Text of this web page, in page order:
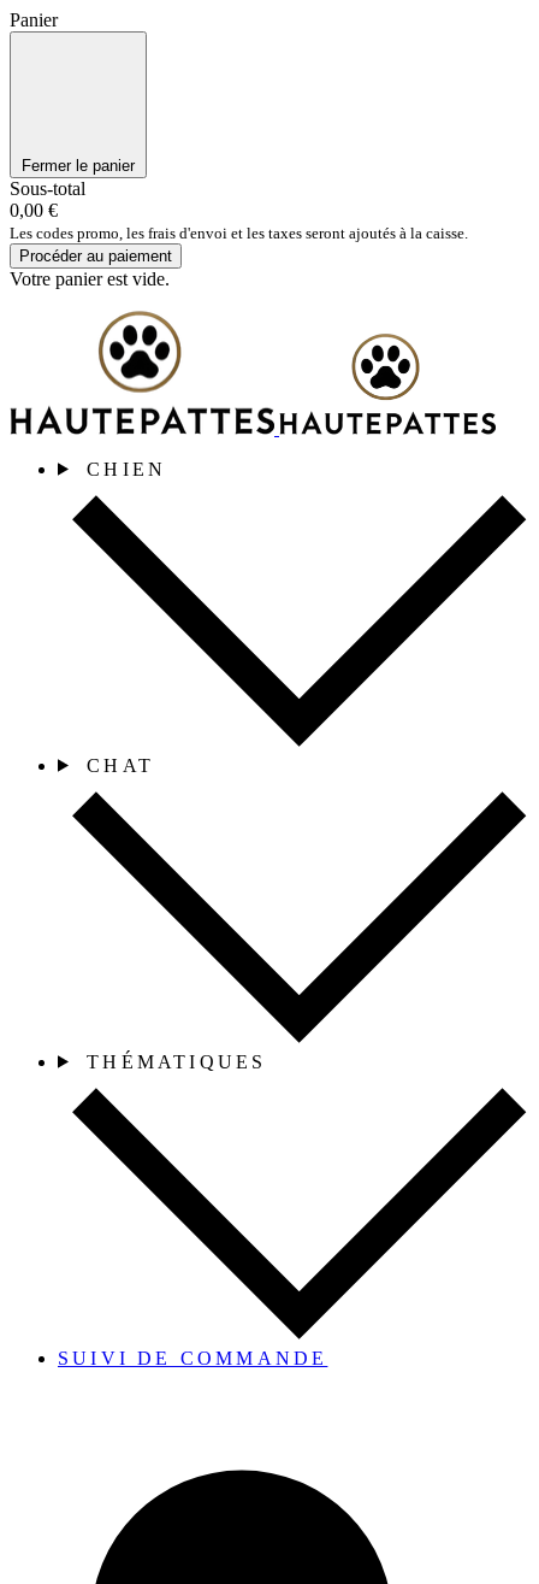
Panier
Fermer le panier
Sous-total
0,00 €
Les codes promo, les frais d'envoi et les taxes seront ajoutés à la caisse.
Procéder au paiement
Votre panier est vide.
CHIEN
CHAT
THÉMATIQUES
SUIVI DE COMMANDE